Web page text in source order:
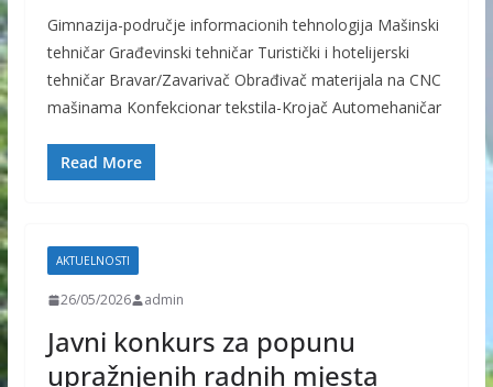
Gimnazija-područje informacionih tehnologija Mašinski
tehničar Građevinski tehničar Turistički i hotelijerski
tehničar Bravar/Zavarivač Obrađivač materijala na CNC
mašinama Konfekcionar tekstila-Krojač Automehaničar
Read More
AKTUELNOSTI
26/05/2026 admin
Javni konkurs za popunu
upražnjenih radnih mjesta